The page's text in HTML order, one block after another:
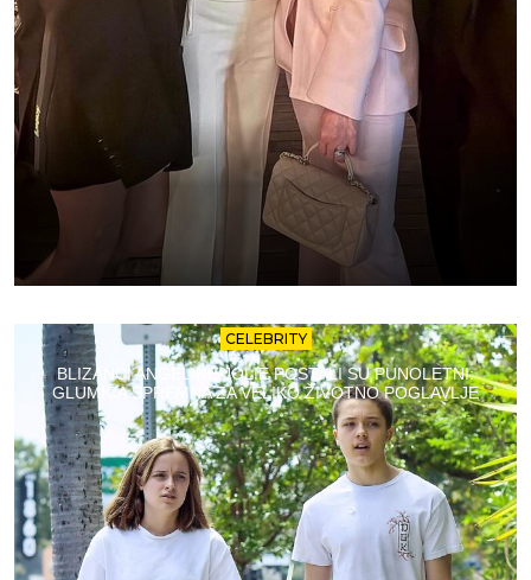
CELEBRITY
BLIZANCI ANGELINE JOLIE POSTALI SU PUNOLETNI:
GLUMICA SPREMNA ZA VELIKO ŽIVOTNO POGLAVLJE